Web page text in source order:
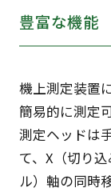
豊富な機能
機上測定装置
簡易的に測定
測定ヘッドは
て、X（切り
ル）軸の同時